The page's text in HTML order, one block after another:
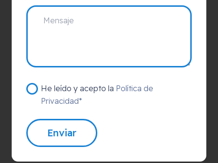
He leído y acepto la Política de
Privacidad*